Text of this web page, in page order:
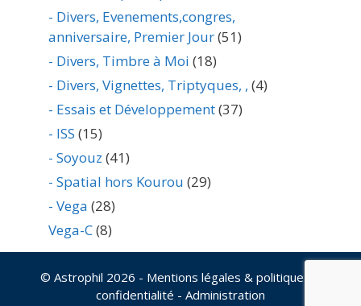
- Divers, Evenements,congres,
anniversaire, Premier Jour(51)
- Divers, Timbre à Moi (18)
- Divers, Vignettes, Triptyques, , (4)
- Essais et Développement(37)
- ISS (15)
- Soyouz (41)
- Spatial hors Kourou (29)
- Vega (28)
Vega-C(8)
© Astrophil 2026 - Mentions légales & politique de
confidentialité - Administration